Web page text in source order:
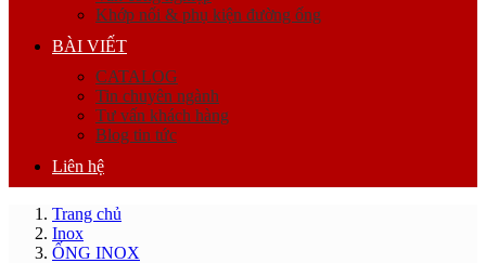
Khớp nối & phụ kiện đường ống
BÀI VIẾT
CATALOG
Tin chuyên ngành
Tư vấn khách hàng
Blog tin tức
Liên hệ
Trang chủ
Inox
ỐNG INOX